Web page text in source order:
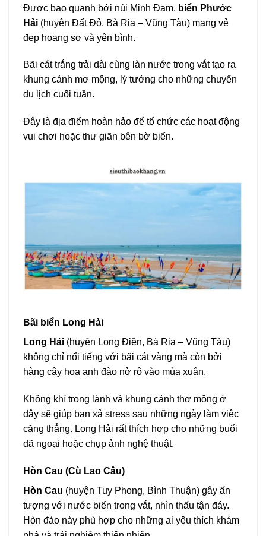
Được bao quanh bởi núi Minh Đạm, biển Phước
Hải (huyện Đất Đỏ, Bà Rịa – Vũng Tàu) mang vẻ
đẹp hoang sơ và yên bình.
Bãi cát trắng trải dài cùng làn nước trong vắt tạo ra
khung cảnh mơ mộng, lý tưởng cho những chuyến
du lịch cuối tuần.
Đây là địa điểm hoàn hảo để tổ chức các hoạt động
vui chơi hoặc thư giãn bên bờ biển.
Bãi biển Long Hải
Long Hải (huyện Long Điền, Bà Rịa – Vũng Tàu)
không chỉ nổi tiếng với bãi cát vàng mà còn bởi
hàng cây hoa anh đào nở rộ vào mùa xuân.
Không khí trong lành và khung cảnh thơ mộng ở
đây sẽ giúp bạn xả stress sau những ngày làm việc
căng thẳng. Long Hải rất thích hợp cho những buổi
dã ngoại hoặc chụp ảnh nghệ thuật.
Hòn Cau (Cù Lao Câu)
Hòn Cau (huyện Tuy Phong, Bình Thuận) gây ấn
tượng với nước biển trong vắt, nhìn thấu tận đáy.
Hòn đảo này phù hợp cho những ai yêu thích khám